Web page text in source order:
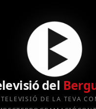
del
DE LA TEVA